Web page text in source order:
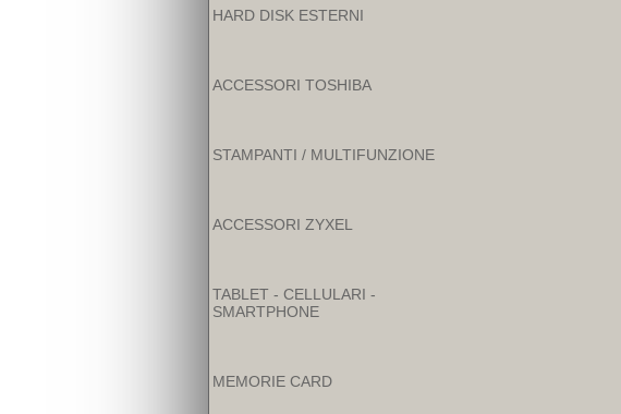
HARD DISK ESTERNI
ACCESSORI TOSHIBA
STAMPANTI / MULTIFUNZIONE
ACCESSORI ZYXEL
TABLET - CELLULARI -
SMARTPHONE
MEMORIE CARD